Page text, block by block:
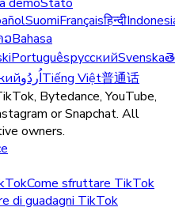
SuomiFrançaisहिन्दी
ວBahasa
PortuguêsрусскийSvenska
اُردُوTiếng Việt普通话
Bytedance, YouTube,
or Snapchat. All
owners.
Come sfruttare TikTok
di guadagni TikTok